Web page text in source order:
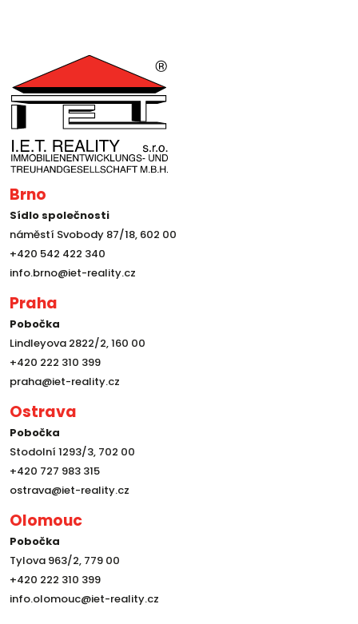
Brno
Sídlo společnosti
náměstí Svobody 87/18, 602 00
+420 542 422 340
info.brno@iet-reality.cz
Praha
Pobočka
Lindleyova 2822/2, 160 00
+420 222 310 399
praha@iet-reality.cz
Ostrava
Pobočka
Stodolní 1293/3, 702 00
+420 727 983 315
ostrava@iet-reality.cz
Olomouc
Pobočka
Tylova 963/2, 779 00
+420 222 310 399
info.olomouc@iet-reality.cz